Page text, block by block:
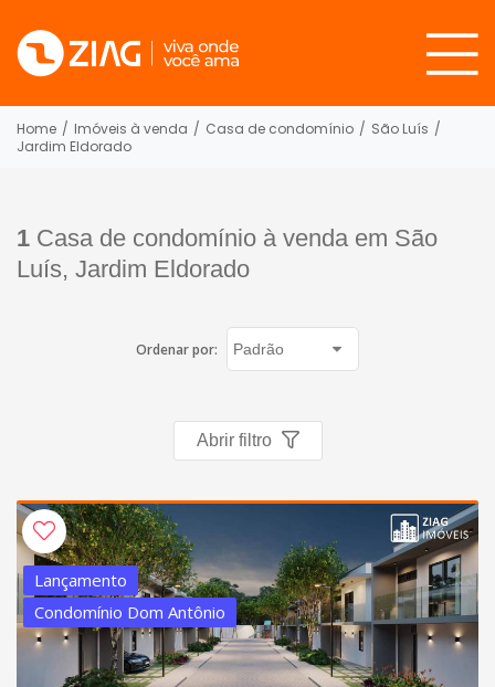
Home / Imóveis à venda / Casa de condomínio / São Luís /
Jardim Eldorado
1 Casa de condomínio à venda em São
Luís, Jardim Eldorado
Ordenar por:
Abrir filtro
Lançamento
Condomínio Dom Antônio